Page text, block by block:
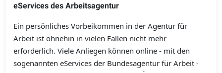
eServices des Arbeitsagentur
Ein persönliches Vorbeikommen in der Agentur für
Arbeit ist ohnehin in vielen Fällen nicht mehr
erforderlich. Viele Anliegen können online - mit den
sogenannten eServices der Bundesagentur für Arbeit -